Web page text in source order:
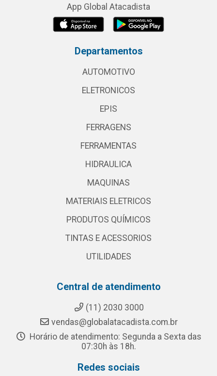
App Global Atacadista
Departamentos
AUTOMOTIVO
ELETRONICOS
EPIS
FERRAGENS
FERRAMENTAS
HIDRAULICA
MAQUINAS
MATERIAIS ELETRICOS
PRODUTOS QUÍMICOS
TINTAS E ACESSORIOS
UTILIDADES
Central de atendimento
(11) 2030 3000
vendas@globalatacadista.com.br
Horário de atendimento: Segunda a Sexta das
07:30h às 18h.
Redes sociais